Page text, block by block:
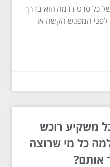
כל סרט דרמה הוא בדרך
המפגש הקשה או
משקיע רוכש
כל מי שרוצה
אותם?